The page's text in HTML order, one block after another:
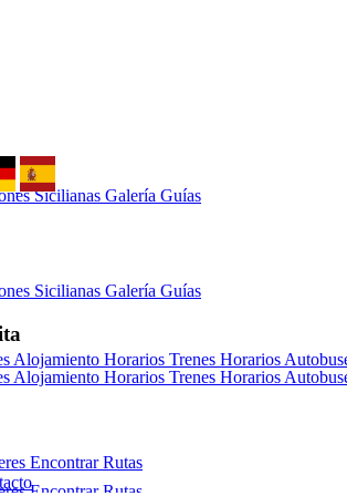
Sicilianas Galería Guías
Alojamiento Horarios Trenes Horarios
Encontrar Rutas
Sicilianas Galería Guías
Alojamiento Horarios Trenes Horarios
Encontrar Rutas